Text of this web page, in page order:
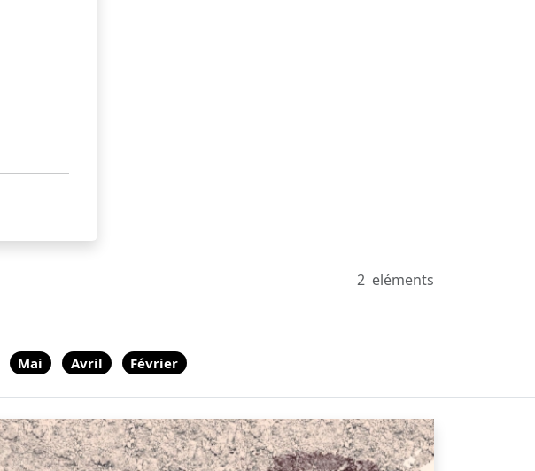
2 eléments
Mai Avril Février